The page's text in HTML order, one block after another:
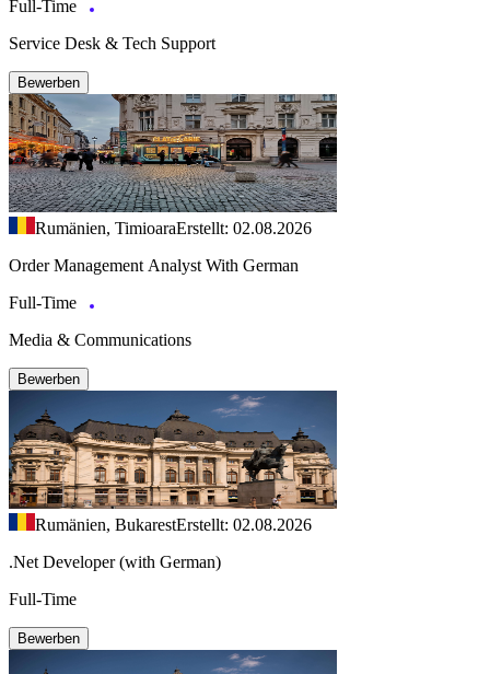
Full-Time
Service Desk & Tech Support
Bewerben
Rumänien, TimioaraErstellt: 02.08.2026
Order Management Analyst With German
Full-Time
Media & Communications
Bewerben
Rumänien, BukarestErstellt: 02.08.2026
.Net Developer (with German)
Full-Time
Bewerben